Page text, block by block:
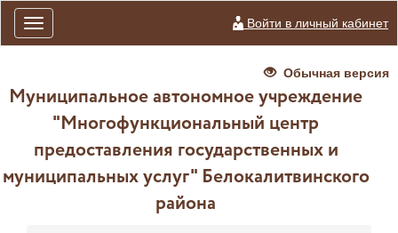
Toggle
navigation
Войти в личный кабинет
Обычная версия
Муниципальное автономное учреждение
"Многофункциональный центр
предоставления государственных и
муниципальных услуг" Белокалитвинского
района